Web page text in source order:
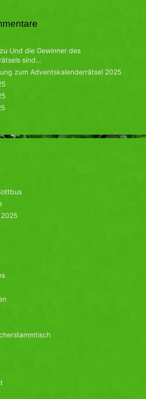
zu Und die Gewinner des
sind…
zum Adventskalenderrätsel 2025